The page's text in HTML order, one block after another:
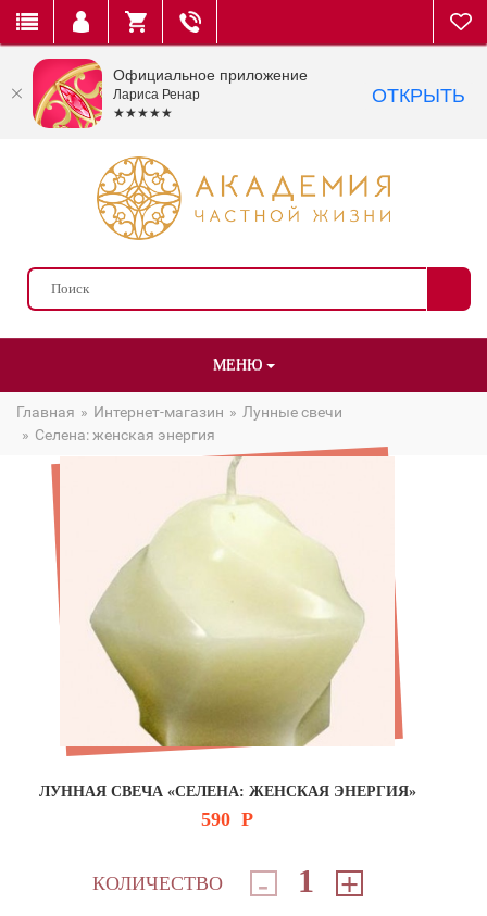
МЕНЮ
Главная Интернет-магазин
Лунные свечи
Селена: женская энергия
ЛУННАЯ СВЕЧА «СЕЛЕНА: ЖЕНСКАЯ ЭНЕРГИЯ»
590 Р
КОЛИЧЕСТВО - +
Официальное приложение
Лариса Ренар
★★★★★
ОТКРЫТЬ